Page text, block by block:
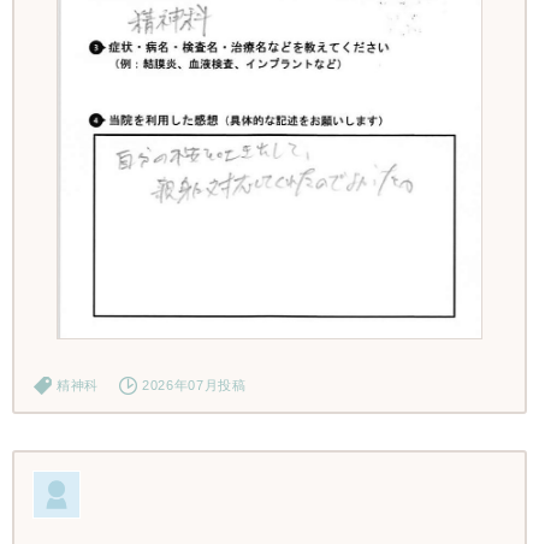
精神科 2026年07月投稿